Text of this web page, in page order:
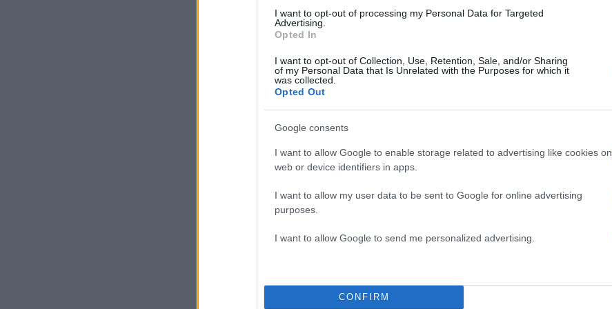
I want to opt-out of processing my Personal Data for Targeted
Advertising.
Opted In
I want to opt-out of Collection, Use, Retention, Sale, and/or Sharing
of my Personal Data that Is Unrelated with the Purposes for which it
was collected.
Opted Out
Google consents
I want to allow Google to enable storage related to advertising like cookies on
web or device identifiers in apps.
I want to allow my user data to be sent to Google for online advertising
purposes.
I want to allow Google to send me personalized advertising.
CONFIRM
ΔΙΑΦΗΜΙΣΗ